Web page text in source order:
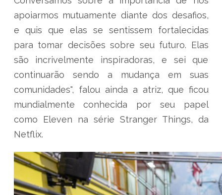
apoiarmos mutuamente diante dos desafios,
e quis que elas se sentissem fortalecidas
para tomar decisões sobre seu futuro. Elas
são incrivelmente inspiradoras, e sei que
continuarão sendo a mudança em suas
comunidades", falou ainda a atriz, que ficou
mundialmente conhecida por seu papel
como Eleven na série Stranger Things, da
Netflix.